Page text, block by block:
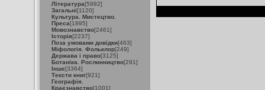
Література[5992]
Загальні[1120]
Культура. Мистецтво.
Преса[1895]
Мовознавство[2461]
Історія[2237]
Поза умовами довідки[463]
Міфологія. Фольклор[249]
Держава і право[3125]
Ботаніка. Рослинництво[291]
Інше[3364]
Тексти книг[921]
Географія.
Краєзнавство[1001]